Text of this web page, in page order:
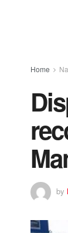
Home
by